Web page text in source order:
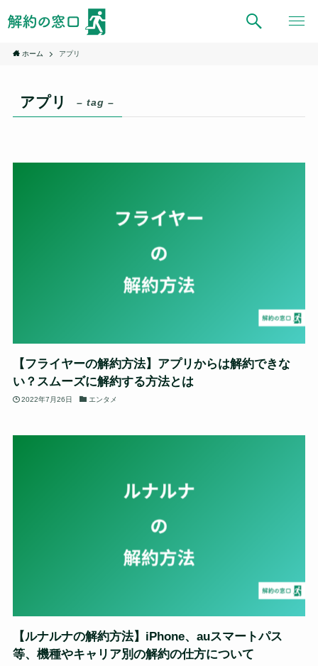
ホーム アプリ
アプリ – tag –
【フライヤーの解約方法】アプリからは解約できな
い？スムーズに解約する方法とは
2022年7月26日 エンタメ
【ルナルナの解約方法】iPhone、auスマートパス
等、機種やキャリア別の解約の仕方について